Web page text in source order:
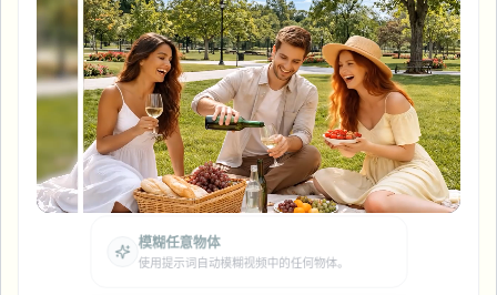
模糊车牌
模糊背景
模糊任何内容
屏幕录制模糊
GDPR合规模糊
模糊车牌
模糊人脸
模糊背景
模糊任何内容
AI Video Object Remover
学校与教育
校园摄像头、讲座和地区批量隐私
媒体与娱乐
试映、发布和合规
零售与电商
门店和仓库镜头
诊所和面向患者的视频管理
常见问题
Whitepapers
Choose language
人脸匿名化
自动人脸匿名化处理，确保分享安全且符合隐私
合规要求。
模糊任意物体
使用提示词自动模糊视频中的任何物体。